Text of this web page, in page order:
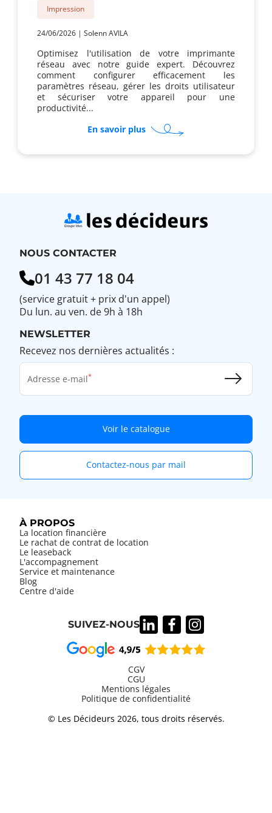
Impression
24/06/2026 | Solenn AVILA
Optimisez l'utilisation de votre imprimante
réseau avec notre guide expert. Découvrez
comment configurer efficacement les
paramètres réseau, gérer les droits utilisateur
et sécuriser votre appareil pour une
productivité...
En savoir plussur
Comment
imprimante
réseau
NOUS CONTACTER
01 43 77 18 04
(service gratuit + prix d'un appel)
Du lun. au ven. de 9h à 18h
NEWSLETTER
Recevez nos dernières actualités :
Adresse e-mail
Voir le catalogue
Contactez-nous par mail
À PROPOS
La location financière
Le rachat de contrat de location
Le leaseback
L'accompagnement
Service et maintenance
Blog
Centre d'aide
SUIVEZ-NOUS
Information
CGV
CGU
Mentions légales
Politique de confidentialité
© Les Décideurs 2026, tous droits réservés.